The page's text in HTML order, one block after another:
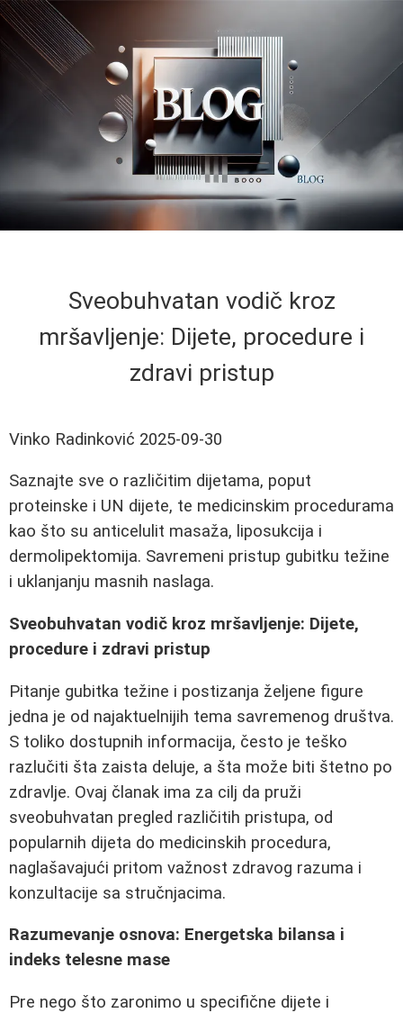
Sveobuhvatan vodič kroz
mršavljenje: Dijete, procedure i
zdravi pristup
Vinko Radinković 2025-09-30
Saznajte sve o različitim dijetama, poput
proteinske i UN dijete, te medicinskim procedurama
kao što su anticelulit masaža, liposukcija i
dermolipektomija. Savremeni pristup gubitku težine
i uklanjanju masnih naslaga.
Sveobuhvatan vodič kroz mršavljenje: Dijete,
procedure i zdravi pristup
Pitanje gubitka težine i postizanja željene figure
jedna je od najaktuelnijih tema savremenog društva.
S toliko dostupnih informacija, često je teško
razlučiti šta zaista deluje, a šta može biti štetno po
zdravlje. Ovaj članak ima za cilj da pruži
sveobuhvatan pregled različitih pristupa, od
popularnih dijeta do medicinskih procedura,
naglašavajući pritom važnost zdravog razuma i
konzultacije sa stručnjacima.
Razumevanje osnova: Energetska bilansa i
indeks telesne mase
Pre nego što zaronimo u specifične dijete i